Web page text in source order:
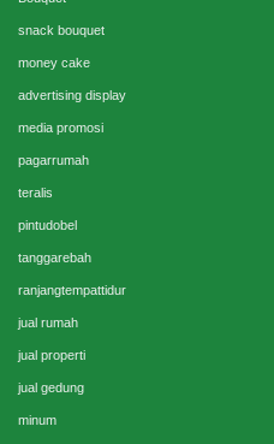
snack bouquet
money cake
advertising display
media promosi
pagarrumah
teralis
pintudobel
tanggarebah
ranjangtempattidur
jual rumah
jual properti
jual gedung
minum